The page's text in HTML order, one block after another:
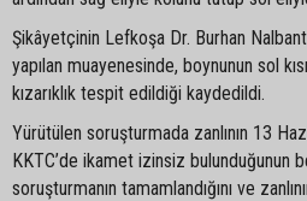
Şikâyetçinin Lefkoşa Dr. Burhan
yapılan muayenesinde, boynunun sol
kızarıklık tespit edildiği kaydedildi.
Yürütülen soruşturmada zanlının 13
KKTC’de ikamet izinsiz bulunduğunun
soruşturmanın tamamlandığını ve